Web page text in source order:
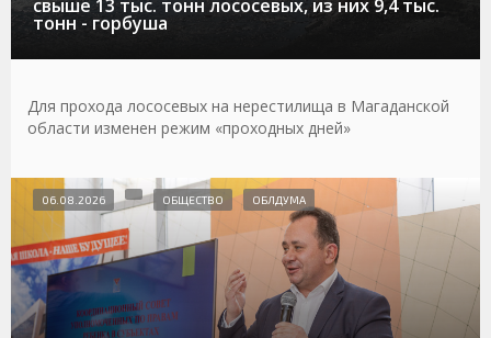
свыше 13 тыс. тонн лососевых, из них 9,4 тыс.
тонн - горбуша
Для прохода лососевых на нерестилища в Магаданской
области изменен режим «проходных дней»
06.08.2026 ОБЩЕСТВО ОБЛДУМА